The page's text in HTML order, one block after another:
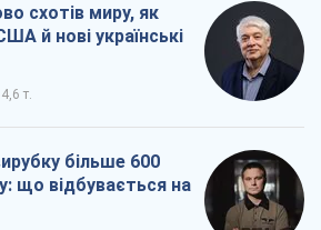
схотів миру, як
й нові українські
4,6 т.
більше 600
що відбувається на